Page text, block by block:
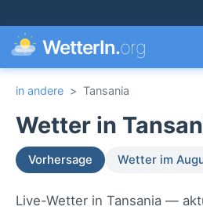
WetterIn.org
in andere > Tansania
Wetter in
Vorhersage Wetter im
Live-Wetter in Tansania —